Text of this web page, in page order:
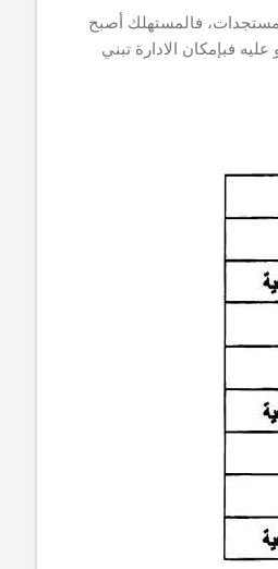
فالمستهلك أصبح
فبإمكان الادارة تبني